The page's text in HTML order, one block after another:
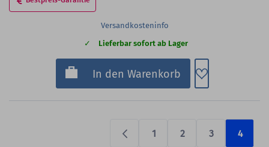
Versandkosteninfo
Lieferbar sofort ab Lager
In den Warenkorb Zum
1 2 3 4